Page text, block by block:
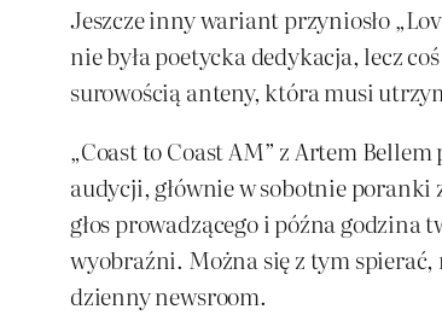
Jeszcze inny wariant przyniosło
nie była poetycka dedykacja, lecz
surowością anteny, która musi
„Coast to Coast AM” z Artem
audycji, głównie w sobotnie
głos prowadzącego i późna
wyobraźni. Można się z tym
dzienny newsroom.